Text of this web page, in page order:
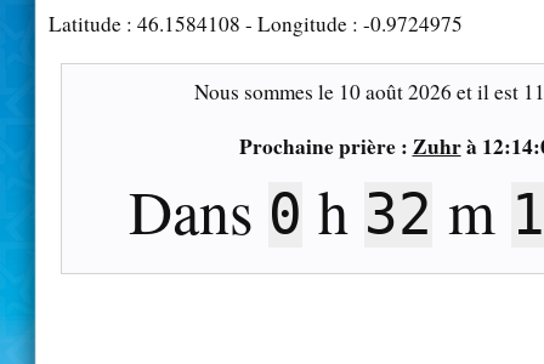
Latitude : 46.1584108 - Longitude : -0.9724975
Nous sommes le 10 août 2026 et il est
Prochaine prière : Zuhrà
Dans 0 h 32 m